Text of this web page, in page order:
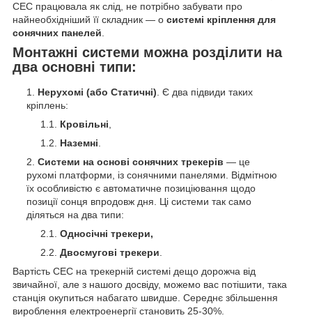
СЕС працювала як слід, не потрібно забувати про
найнеобхідніший її складник — о системі кріплення для
сонячних панелей.
Монтажні системи можна розділити на
два основні типи:
Нерухомі (або Статичні) . Є два підвиди таких
кріплень:
Кровільні
Наземні
Системи на основі сонячних трекерів — це
рухомі платформи, із сонячними панелями. Відмітною
їх особливістю є автоматичне позиціювання щодо
позиції сонця впродовж дня. Ці системи так само
діляться на два типи:
Односічні трекери,
Двосмугові трекери
Вартість СЕС на трекерній системі дещо дорожча від
звичайної, але з нашого досвіду, можемо вас потішити, така
станція окупиться набагато швидше. Середнє збільшення
вироблення електроенергії становить 25-30%.